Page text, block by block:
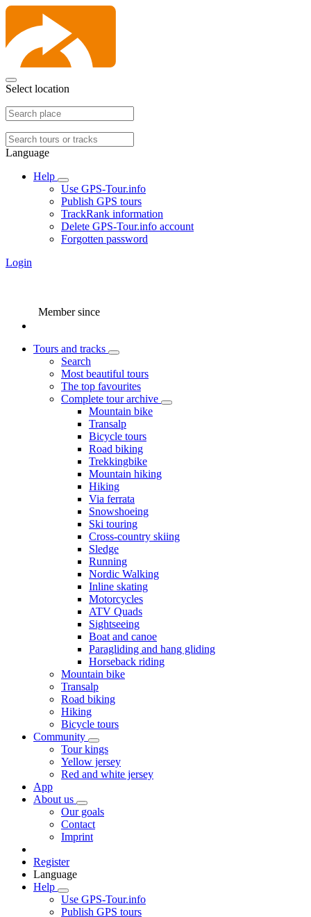
Select location
Language
Help
Use GPS-Tour.info
Publish GPS tours
TrackRank information
Delete GPS-Tour.info account
Forgotten password
Login
Member since
Tours and tracks
Search
Most beautiful tours
The top favourites
Complete tour archive
Mountain bike
Transalp
Bicycle tours
Road biking
Trekkingbike
Mountain hiking
Hiking
Via ferrata
Snowshoeing
Ski touring
Cross-country skiing
Sledge
Running
Nordic Walking
Inline skating
Motorcycles
ATV Quads
Sightseeing
Boat and canoe
Paragliding and hang gliding
Horseback riding
Mountain bike
Transalp
Road biking
Hiking
Bicycle tours
Community
Tour kings
Yellow jersey
Red and white jersey
App
About us
Our goals
Contact
Imprint
Register
Language
Help
Use GPS-Tour.info
Publish GPS tours